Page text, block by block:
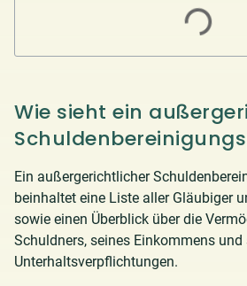
Wie sieht ein
Ein außergerichtlicher
beinhaltet eine Liste aller Gläubiger
sowie einen Überblick über die
Schuldners, seines Einkommens und
Unterhaltsverpflichtungen.